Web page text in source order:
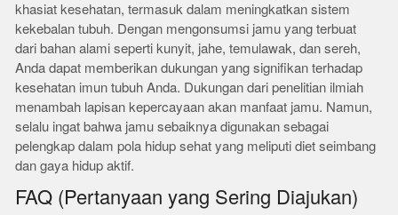
khasiat kesehatan, termasuk dalam meningkatkan sistem
kekebalan tubuh. Dengan mengonsumsi jamu yang terbuat
dari bahan alami seperti kunyit, jahe, temulawak, dan sereh,
Anda dapat memberikan dukungan yang signifikan terhadap
kesehatan imun tubuh Anda. Dukungan dari penelitian ilmiah
menambah lapisan kepercayaan akan manfaat jamu. Namun,
selalu ingat bahwa jamu sebaiknya digunakan sebagai
pelengkap dalam pola hidup sehat yang meliputi diet seimbang
dan gaya hidup aktif.
FAQ (Pertanyaan yang Sering Diajukan)